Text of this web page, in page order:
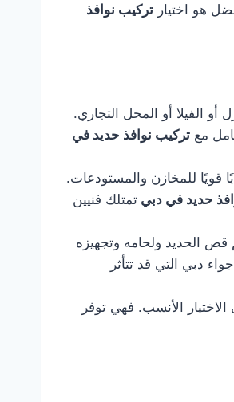
هو اختيار تركيب نوافذ
الفيلا أو المحل التجاري.
مع تركيب نوافذ حديد في
قويًا للمخازن والمستودعات.
حديد في دبي تمتلك فنيين
قص الحديد ولحامه وتجهيزه
دبي التي قد تتأثر
الأنسب. فهي توفر